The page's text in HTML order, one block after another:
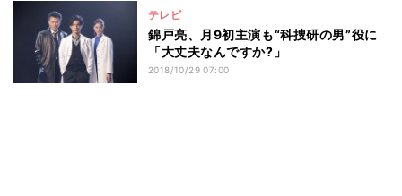
テレビ
錦戸亮、月9初主演も“科捜研の男”役に
「大丈夫なんですか?」
2018/10/29 07:00